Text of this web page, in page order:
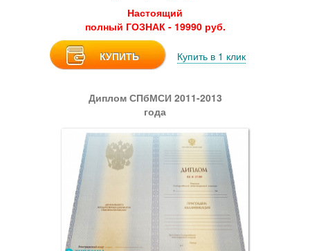
Настоящий
полный ГОЗНАК - 19990 руб.
КУПИТЬ Купить в 1 клик
Диплом СПбМСИ 2011-2013
года